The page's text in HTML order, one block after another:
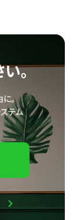
。
。
テム